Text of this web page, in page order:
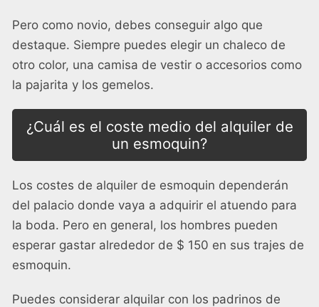
Pero como novio, debes conseguir algo que
destaque. Siempre puedes elegir un chaleco de
otro color, una camisa de vestir o accesorios como
la pajarita y los gemelos.
¿Cuál es el coste medio del alquiler de
un esmoquin?
Los costes de alquiler de esmoquin dependerán
del palacio donde vaya a adquirir el atuendo para
la boda. Pero en general, los hombres pueden
esperar gastar alrededor de $ 150 en sus trajes de
esmoquin.
Puedes considerar alquilar con los padrinos de